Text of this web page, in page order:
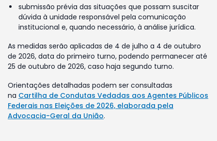
submissão prévia das situações que possam suscitar
dúvida à unidade responsável pela comunicação
institucional e, quando necessário, à análise jurídica.
As medidas serão aplicadas de 4 de julho a 4 de outubro
de 2026, data do primeiro turno, podendo permanecer até
25 de outubro de 2026, caso haja segundo turno.
Orientações detalhadas podem ser consultadas
na Cartilha de Condutas Vedadas aos Agentes Públicos
Federais nas Eleições de 2026, elaborada pela
Advocacia-Geral da União.